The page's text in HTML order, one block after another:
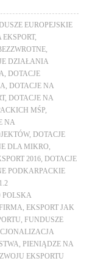
EUROPEJSKIE
EKSPORT,
DZIAŁANIA
DOTACJE
DOTACJE NA
,
DOTACJE NA
MŚP
NA
,
DOTACJE
DLA MIKRO
2016
DOTACJE
PODKARPACKIE
POLSKA
EKSPORT JAK
FUNDUSZE
PIENIĄDZE NA
EKSPORTU